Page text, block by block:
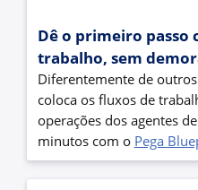
Dê o primeiro passo
trabalho, sem
Diferentemente de
coloca os fluxos de
operações dos agentes
minutos com o Pega